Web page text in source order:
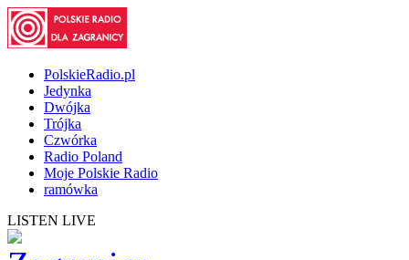
PolskieRadio.pl
Jedynka
Dwójka
Trójka
Czwórka
Radio Poland
Moje Polskie Radio
ramówka
LISTEN LIVE